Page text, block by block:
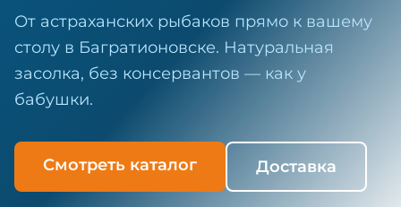
От астраханских рыбаков прямо к вашему
столу в Багратионовске. Натуральная
засолка, без консервантов — как у
бабушки.
Смотреть каталог Доставка